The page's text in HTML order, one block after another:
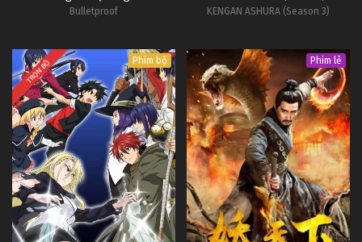
Tập Tập 31
D.Gray-man Tập Tập 30
Tập Tập 30
D.Gray-man Tập Tập 29
Tập Tập 29
D.Gray-man Tập Tập 28
Tập Tập 28
Bulletproof KENGAN ASHURA (Season 3)
TRỌN BỘ Phim bộ Phim lẻ